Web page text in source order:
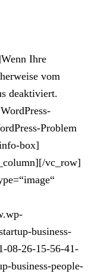
Ihre
vom
deaktiviert.
Problem
box]
vc_row]
business-
08-26-15-56-41-
business-people-